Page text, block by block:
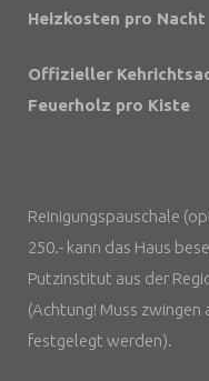
Heizkosten pro Nacht
Offizieller
Feuerholz pro Kiste
Reinigungspauschale
250.- kann das Haus
Putzinstitut aus der
(Achtung! Muss
festgelegt werden).